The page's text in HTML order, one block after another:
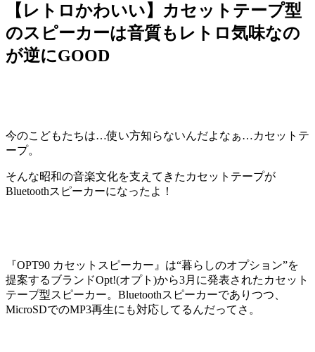
【レトロかわいい】カセットテープ型
のスピーカーは音質もレトロ気味なの
が逆にGOOD
今のこどもたちは…使い方知らないんだよなぁ…カセットテ
ープ。
そんな昭和の音楽文化を支えてきたカセットテープが
Bluetoothスピーカーになったよ！
『OPT90 カセットスピーカー』は“暮らしのオプション”を
提案するブランドOpt!(オプト)から3月に発表されたカセット
テープ型スピーカー。Bluetoothスピーカーでありつつ、
MicroSDでのMP3再生にも対応してるんだってさ。